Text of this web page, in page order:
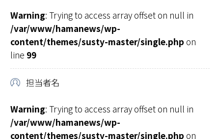
Warning: Trying to access array offset on null in
/var/www/hamanews/wp-
content/themes/susty-master/single.php on
line 99
担当者名
Warning: Trying to access array offset on null in
/var/www/hamanews/wp-
content/themes/susty-master/single.php on